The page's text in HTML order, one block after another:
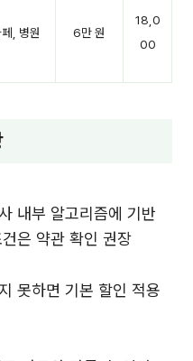
, 병원 6만 원
18,0
00
내부 알고리즘에 기반
은 약관 확인 권장
못하면 기본 할인 적용